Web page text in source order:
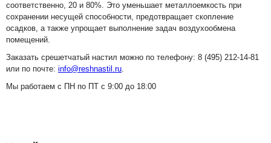
соответственно, 20 и 80%. Это уменьшает металлоемкость при
сохранении несущей способности, предотвращает скопление
осадков, а также упрощает выполнение задач воздухообмена
помещений.
Заказать срешетчатый настил можно по телефону: 8 (495) 212-14-81
или по почте: info@reshnastil.ru.
Мы работаем с ПН по ПТ с 9:00 до 18:00